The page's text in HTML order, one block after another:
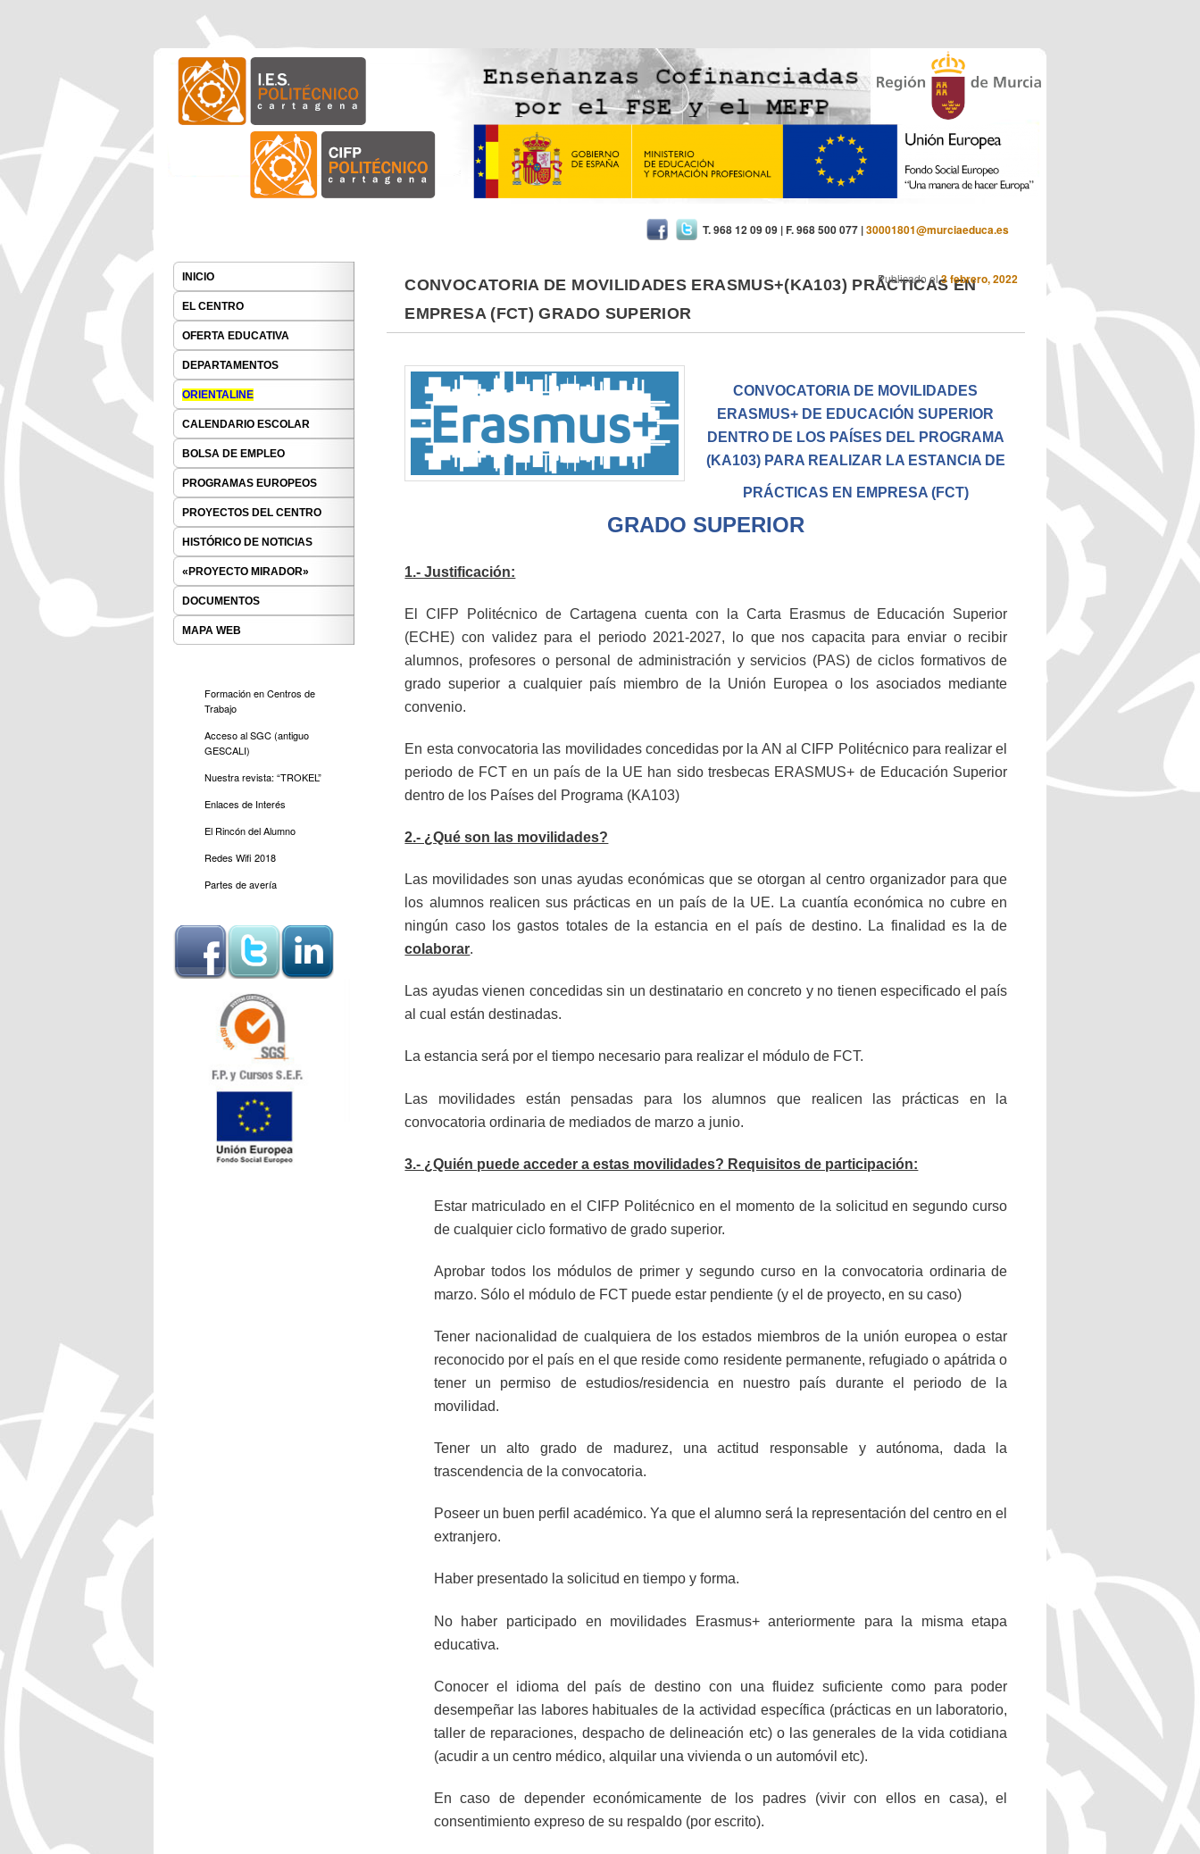
I.E.S. Politécnico Cartagena
I.E.S. Politécnico Cartagena
T. 968 12 09 09 | F. 968 500 077 |30001801@murciaeduca.es
CONVOCATORIA DE MOVILIDADES ERASMUS+(KA103) PRÁCTICAS EN
EMPRESA (FCT) GRADO SUPERIOR
Publicado el3 febrero, 2022
CONVOCATORIA DE MOVILIDADES
ERASMUS+ DE EDUCACIÓN SUPERIOR
DENTRO DE LOS PAÍSES DEL PROGRAMA
(KA103) PARA REALIZAR LA ESTANCIA DE
PRÁCTICAS EN EMPRESA (FCT)
GRADO SUPERIOR
1.- Justificación:
El CIFP Politécnico de Cartagena cuenta con la Carta Erasmus de Educación Superior
(ECHE) con validez para el periodo 2021-2027, lo que nos capacita para enviar o recibir
alumnos, profesores o personal de administración y servicios (PAS) de ciclos formativos de
grado superior a cualquier país miembro de la Unión Europea o los asociados mediante
convenio.
En esta convocatoria las movilidades concedidas por la AN al CIFP Politécnico para realizar el
periodo de FCT en un país de la UE han sido tresbecas ERASMUS+ de Educación Superior
dentro de los Países del Programa (KA103)
2.- ¿Qué son las movilidades?
Las movilidades son unas ayudas económicas que se otorgan al centro organizador para que
los alumnos realicen sus prácticas en un país de la UE. La cuantía económica no cubre en
ningún caso los gastos totales de la estancia en el país de destino. La finalidad es la de
colaborar.
Las ayudas vienen concedidas sin un destinatario en concreto y no tienen especificado el país
al cual están destinadas.
La estancia será por el tiempo necesario para realizar el módulo de FCT.
Las movilidades están pensadas para los alumnos que realicen las prácticas en la
convocatoria ordinaria de mediados de marzo a junio.
3.- ¿Quién puede acceder a estas movilidades? Requisitos de participación:
Estar matriculado en el CIFP Politécnico en el momento de la solicitud en segundo curso
de cualquier ciclo formativo de grado superior.
Aprobar todos los módulos de primer y segundo curso en la convocatoria ordinaria de
marzo. Sólo el módulo de FCT puede estar pendiente (y el de proyecto, en su caso)
Tener nacionalidad de cualquiera de los estados miembros de la unión europea o estar
reconocido por el país en el que reside como residente permanente, refugiado o apátrida o
tener un permiso de estudios/residencia en nuestro país durante el periodo de la
movilidad.
Tener un alto grado de madurez, una actitud responsable y autónoma, dada la
trascendencia de la convocatoria.
Poseer un buen perfil académico. Ya que el alumno será la representación del centro en el
extranjero.
Haber presentado la solicitud en tiempo y forma.
No haber participado en movilidades Erasmus+ anteriormente para la misma etapa
educativa.
Conocer el idioma del país de destino con una fluidez suficiente como para poder
desempeñar las labores habituales de la actividad específica (prácticas en un laboratorio,
taller de reparaciones, despacho de delineación etc) o las generales de la vida cotidiana
(acudir a un centro médico, alquilar una vivienda o un automóvil etc).
En caso de depender económicamente de los padres (vivir con ellos en casa), el
consentimiento expreso de su respaldo (por escrito).
INICIO
EL CENTRO
OFERTA EDUCATIVA
DEPARTAMENTOS
ORIENTALINE
CALENDARIO ESCOLAR
BOLSA DE EMPLEO
PROGRAMAS EUROPEOS
PROYECTOS DEL CENTRO
HISTÓRICO DE NOTICIAS
«PROYECTO MIRADOR»
DOCUMENTOS
MAPA WEB
Formación en Centros de
Trabajo
Acceso al SGC (antiguo
GESCALI)
Nuestra revista: “TROKEL”
Enlaces de Interés
El Rincón del Alumno
Redes Wifi 2018
Partes de avería